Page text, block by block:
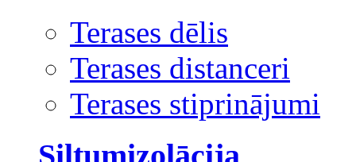
Terases dēlis
Terases distanceri
Terases stiprinājumi